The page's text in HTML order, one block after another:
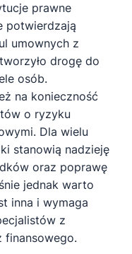
prawne
potwierdzają
umownych z
drogę do
osób.
na konieczność
o ryzyku
Dla wielu
stanowią nadzieję
oraz poprawę
jednak warto
inna i wymaga
z
finansowego.